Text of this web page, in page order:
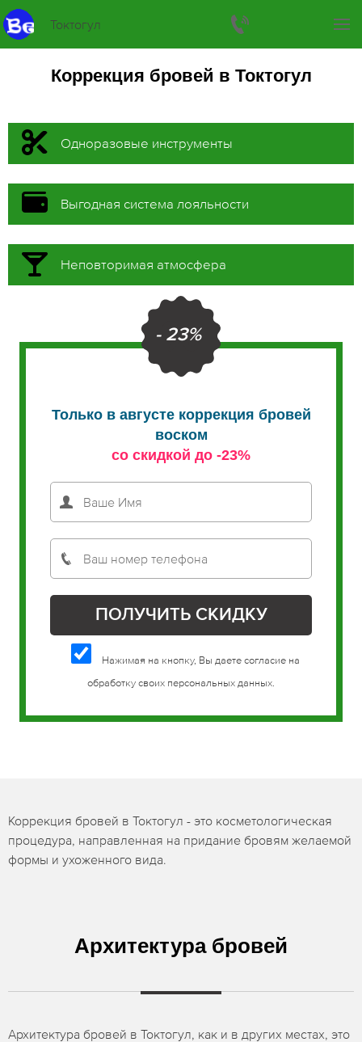
Токтогул
Коррекция бровей в Токтогул
Одноразовые инструменты
Выгодная система лояльности
Неповторимая атмосфера
- 23%
Только в августе коррекция бровей
воском
со скидкой до -23%
Нажимая на кнопку, Вы даете согласие на
обработку своих персональных данных.
Коррекция бровей в Токтогул - это косметологическая
процедура, направленная на придание бровям желаемой
формы и ухоженного вида.
Архитектура бровей
Архитектура бровей в Токтогул, как и в других местах, это